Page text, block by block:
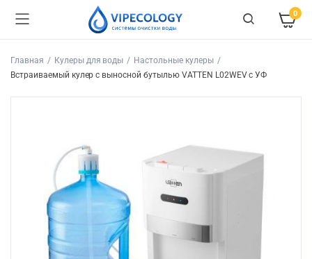
0
Главная Кулеры для воды
Настольные кулеры
Встраиваемый кулер с выносной бутылью VATTEN L02WEV c УФ